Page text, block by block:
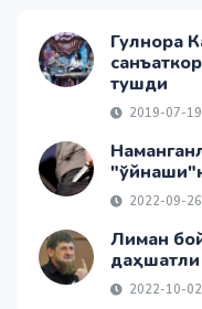
Гулнора
тушди
2019-07-
2022-09-
Лиман
2022-10-